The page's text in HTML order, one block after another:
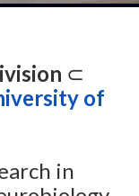
⊂
of
in